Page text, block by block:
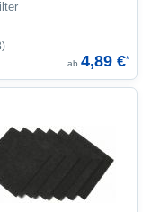
ab 4,89 €*